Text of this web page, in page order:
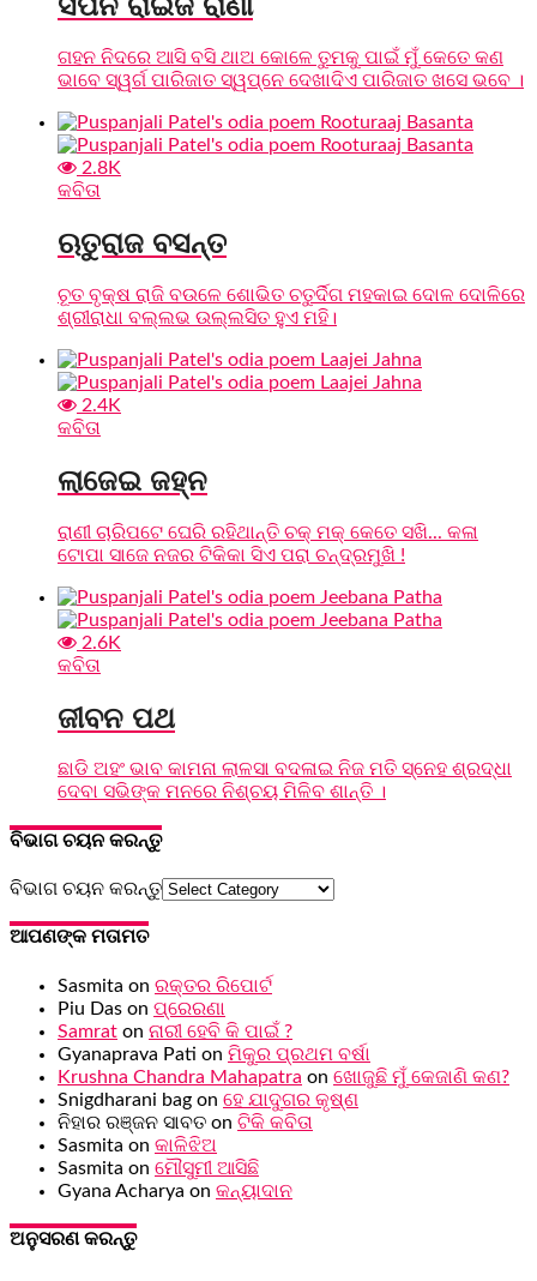
ଗହନ ନିଦରେ ଆସି ବସି ଥାଅ କୋଳେ ତୁମକୁ ପାଇଁ ମୁଁ କେତେ କଣ
ଭାବେ ସ୍ୱର୍ଗ ପାରିଜାତ ସ୍ୱପ୍ନେ ଦେଖାଦିଏ ପାରିଜାତ ଖସେ ଭବେ ।
2.8K
କବିତା
ଋତୁରାଜ ବସନ୍ତ
ଚୂତ ବୃକ୍ଷ ରାଜି ବଉଳେ ଶୋଭିତ ଚତୁର୍ଦିଗ ମହକାଇ ଦୋଳ ଦୋଳିରେ
ଶ୍ରୀରାଧା ବଲ୍ଲଭ ଉଲ୍ଲସିତ ହୁଏ ମହି।
2.4K
କବିତା
ଲାଜେଇ ଜହ୍ନ
ରାଣୀ ଚାରିପଟେ ଘେରି ରହିଥାନ୍ତି ଚକ୍‌ ମକ୍‌ କେତେ ସଖି... କଳା
ଟୋପା ସାଜେ ନଜର ଟିକିକା ସିଏ ପରା ଚନ୍ଦ୍ରମୁଖି !
2.6K
କବିତା
ଜୀବନ ପଥ
ଛାଡି ଅହଂ ଭାବ କାମନା ଲାଳସା ବଦଳାଇ ନିଜ ମତି ସ୍ନେହ ଶ୍ରଦ୍ଧା
ଦେବା ସଭିଙ୍କ ମନରେ ନିଶ୍ଚୟ ମିଳିବ ଶାନ୍ତି ।
ବିଭାଗ ଚୟନ କରନ୍ତୁ
ବିଭାଗ ଚୟନ କରନ୍ତୁ
ଆପଣଙ୍କ ମତାମତ
Sasmita on ରକ୍ତର ରିପୋର୍ଟ
Piu Das on ପ୍ରେରଣା
Samrat on ନାରୀ ହେବି କି ପାଇଁ ?
Gyanaprava Pati on ମିକୁର ପ୍ରଥମ ବର୍ଷା
Krushna Chandra Mahapatra on ଖୋଜୁଛି ମୁଁ କେଜାଣି କଣ?
Snigdharani bag on ହେ ଯାଦୁଗର କୃଷ୍ଣ
ନିହାର ରଞ୍ଜନ ସାବତ on ଟିକି କବିତା
Sasmita on କାଳିଝିଅ
Sasmita on ମୌସୁମୀ ଆସିଛି
Gyana Acharya on କନ୍ୟାଦାନ
ଅନୁସରଣ କରନ୍ତୁ